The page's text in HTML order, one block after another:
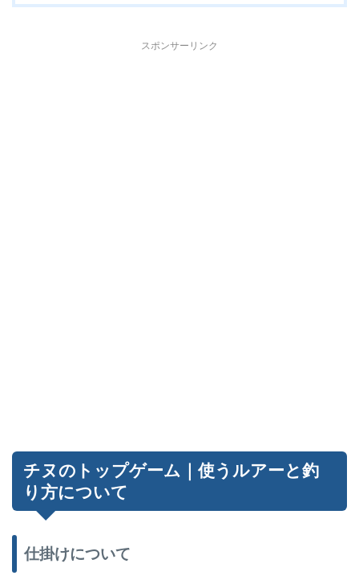
スポンサーリンク
チヌのトップゲーム｜使うルアーと釣
り方について
仕掛けについて